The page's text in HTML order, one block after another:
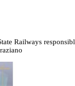
Railways